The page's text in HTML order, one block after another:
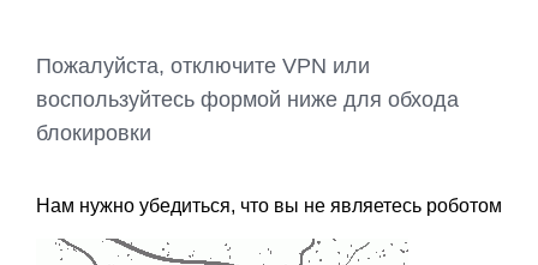
Пожалуйста, отключите VPN или
воспользуйтесь формой ниже для обхода
блокировки
Нам нужно убедиться, что вы не являетесь роботом